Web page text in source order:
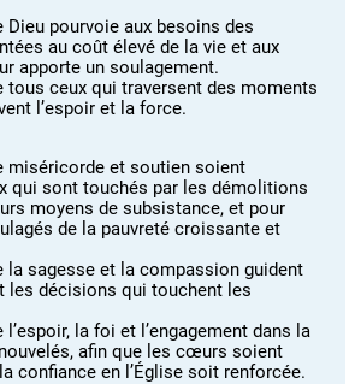
Dieu pourvoie aux besoins des
au coût élevé de la vie et aux
apporte un soulagement.
tous ceux qui traversent des moments
l’espoir et la force.
miséricorde et soutien soient
qui sont touchés par les démolitions
moyens de subsistance, et pour
de la pauvreté croissante et
la sagesse et la compassion guident
les décisions qui touchent les
la foi et l’engagement dans la
afin que les cœurs soient
confiance en l’Église soit renforcée.